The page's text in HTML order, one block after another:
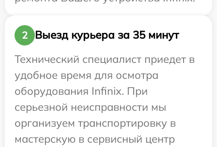
2
Выезд курьера за 35 минут
Технический специалист приедет в
удобное время для осмотра
оборудования Infinix. При
серьезной неисправности мы
организуем транспортировку в
мастерскую в сервисный центр